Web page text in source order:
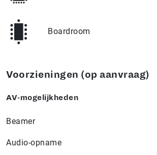
Boardroom
Voorzieningen (op aanvraag)
AV-mogelijkheden
Beamer
Audio-opname